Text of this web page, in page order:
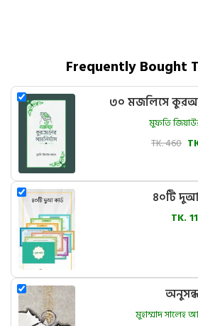
Frequently Bought
৩০ মজলিসে
মুফতি
TK. 460
৪০টি দুআ
TK.
মুহাম্মাদ সালেহ